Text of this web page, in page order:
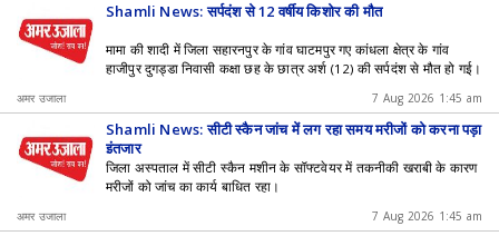
Shamli News: सर्पदंश से 12 वर्षीय किशोर की मौत
मामा की शादी में जिला सहारनपुर के गांव घाटमपुर गए कांधला क्षेत्र के गांव
हाजीपुर दुगड्डा निवासी कक्षा छह के छात्र अर्श (12) की सर्पदंश से मौत हो गई।
अमर उजाला 7 Aug 2026 1:45 am
Shamli News: सीटी स्कैन जांच में लग रहा समय मरीजों को करना पड़ा
इंतजार
जिला अस्पताल में सीटी स्कैन मशीन के सॉफ्टवेयर में तकनीकी खराबी के कारण
मरीजों को जांच का कार्य बाधित रहा।
अमर उजाला 7 Aug 2026 1:45 am